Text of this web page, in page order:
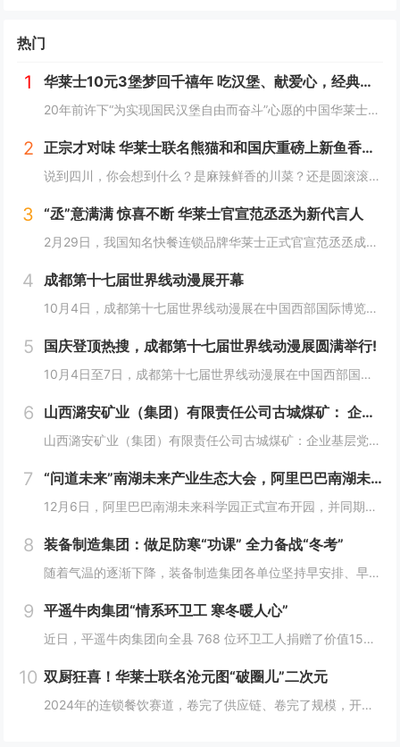
热门
1 华莱士10元3堡梦回千禧年 吃汉堡、献爱心，经典好滋味回馈社会
20年前许下“为实现国民汉堡自由而奋斗”心愿的中国华莱士可能没有想到，2024年华莱士汉堡价格居然“卷”出了首店开业的价格！9月1日，“2024华华汉堡节”正式开启，而此次汉堡节，华莱士也是下了“血本”来回馈「华门信徒」，10块钱就能吃到3...
2 正宗才对味 华莱士联名熊猫和和国庆重磅上新鱼香肉丝鸡腿堡
说到四川，你会想到什么？是麻辣鲜香的川菜？还是圆滚滚可爱的国宝“胖达”？华莱士寻味中国系列终于来到了川蜀之地，与央视动漫熊猫和和联名，9月20日重磅上新华莱士川蜀鱼香肉丝风味鸡腿堡，从舌尖出发，探寻川蜀美食的“灵魂”。中国华莱士一直秉承着传...
3 “丞”意满满 惊喜不断 华莱士官宣范丞丞为新代言人
2月29日，我国知名快餐连锁品牌华莱士正式官宣范丞丞成为中国华莱士的品牌代言人。配合官宣，华莱士携手范丞丞发布了全新的品牌TVC，还为范丞丞的粉丝们量身定制了“丞意满满”的惊喜，与范丞丞共同开启创意十足的“春日之旅”。“丞”至金开，共掀美食...
4 成都第十七届世界线动漫展开幕
10月4日，成都第十七届世界线动漫展在中国西部国际博览城开幕。本届展会以“逐浪追风，记秋航行”为主题，涵盖品牌展商互动、主题游戏体验、沉浸主题摄影、声优大赛、电竞比赛、嘉宾签售、主题巡游和IP周边销售等核心内容。展会服务继续升级！成都第十七...
5 国庆登顶热搜，成都第十七届世界线动漫展圆满举行!
10月4日至7日，成都第十七届世界线动漫展在中国西部国际博览城成功举行。世界线动漫展是成都本土市场孕育的动漫展会，凭借独特的游戏体验和品牌展商互动内容，在年轻二次元人群好评如潮，成为了西部地区受众人数最多、规模最大的动漫展会。成都第十七届世...
6 山西潞安矿业（集团）有限责任公司古城煤矿： 企业基层党组织如何围绕中心工作发挥宣传赋能作用
山西潞安矿业（集团）有限责任公司古城煤矿：企业基层党组织如何围绕中心工作发挥宣传赋能作用 习近平总书记指出，做好新形势下宣传思想工作，必须自觉承担起举旗帜、聚民心、育新人、兴文化、展形象的使命任务，这为国企做好宣传思想工作提供了根...
7 “问道未来”南湖未来产业生态大会，阿里巴巴南湖未来科学园正式宣布开园
12月6日，阿里巴巴南湖未来科学园正式宣布开园，并同期举办了“问道未来——南湖未来产业生态大会”。此次活动中，由阿里巴巴达摩院主导的湖畔实验室、中国科学院院士叶志镇团队、西湖大学裴端卿教授实验室等共计106家科技创新企业及实验室正式入驻并举...
8 装备制造集团：做足防寒“功课” 全力备战“冬考”
随着气温的逐渐下降，装备制造集团各单位坚持早安排、早准备、早落实，超前部署、多措并举做好防冻保暖工作，全力保障冬季生产安全稳定运行。“报告值班长，井口热风机组经过全面检修维护，昨天进行了试运转，一切正常。”寺河煤矿二号井机电运行工区班前会上...
9 平遥牛肉集团“情系环卫工 寒冬暖人心”
近日，平遥牛肉集团向全县 768 位环卫工人捐赠了价值15万余元的保暖衣和保温杯。这一善举主要源于对环卫工人辛勤付出的由衷敬意。他们每日穿梭在平遥的大街小巷，无畏寒暑，为城市的整洁默默奉献，这种精神深深触动了平遥牛肉集团...
10 双厨狂喜！华莱士联名沧元图“破圈儿”二次元
2024年的连锁餐饮赛道，卷完了供应链、卷完了规模，开始卷起了营销和文化，而作为我国连锁快餐的龙头企业，华莱士无疑是最会玩儿的“玩家”之一。日前，华莱士联名沧元图，用国潮、国漫文化，破圈儿二次元，掀起了“华门信徒”和二次元粉丝的“双厨狂喜”...